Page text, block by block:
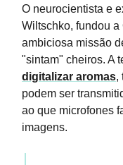
O neurocientista e
Wiltschko, fundou a
ambiciosa missão
"sintam" cheiros. A
digitalizar aromas,
podem ser
ao que microfones
imagens.